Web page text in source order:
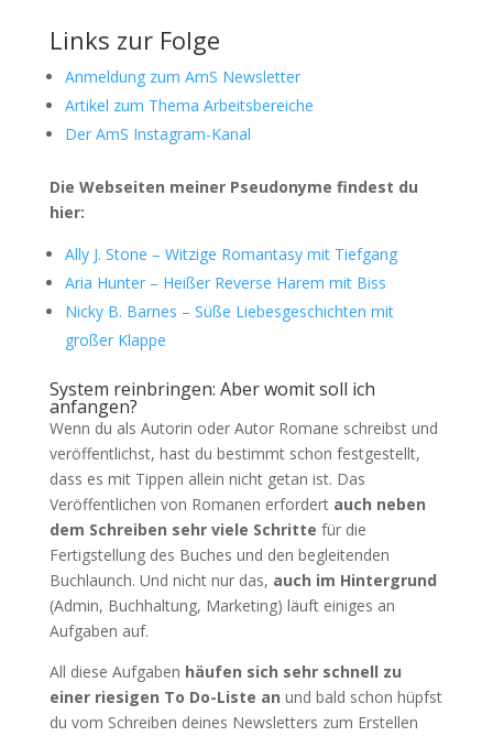
Links zur Folge
Anmeldung zum AmS Newsletter
Artikel zum Thema Arbeitsbereiche
Der AmS Instagram-Kanal
Die Webseiten meiner Pseudonyme findest du
hier:
Ally J. Stone – Witzige Romantasy mit Tiefgang
Aria Hunter – Heißer Reverse Harem mit Biss
Nicky B. Barnes – Süße Liebesgeschichten mit
großer Klappe
System reinbringen: Aber womit soll ich
anfangen?
Wenn du als Autorin oder Autor Romane schreibst und
veröffentlichst, hast du bestimmt schon festgestellt,
dass es mit Tippen allein nicht getan ist. Das
Veröffentlichen von Romanen erfordert auch neben
dem Schreiben sehr viele Schritte für die
Fertigstellung des Buches und den begleitenden
Buchlaunch. Und nicht nur das, auch im Hintergrund
(Admin, Buchhaltung, Marketing) läuft einiges an
Aufgaben auf.
All diese Aufgaben häufen sich sehr schnell zu
einer riesigen To Do-Liste an und bald schon hüpfst
du vom Schreiben deines Newsletters zum Erstellen